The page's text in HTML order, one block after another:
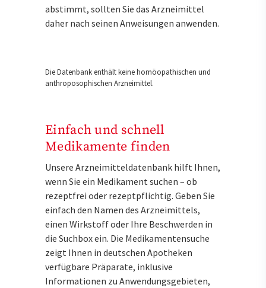
abstimmt, sollten Sie das Arzneimittel
daher nach seinen Anweisungen anwenden.
Die Datenbank enthält keine homöopathischen und
anthroposophischen Arzneimittel.
Einfach und schnell
Medikamente finden
Unsere Arzneimitteldatenbank hilft Ihnen,
wenn Sie ein Medikament suchen – ob
rezeptfrei oder rezeptpflichtig. Geben Sie
einfach den Namen des Arzneimittels,
einen Wirkstoff oder Ihre Beschwerden in
die Suchbox ein. Die Medikamentensuche
zeigt Ihnen in deutschen Apotheken
verfügbare Präparate, inklusive
Informationen zu Anwendungsgebieten,